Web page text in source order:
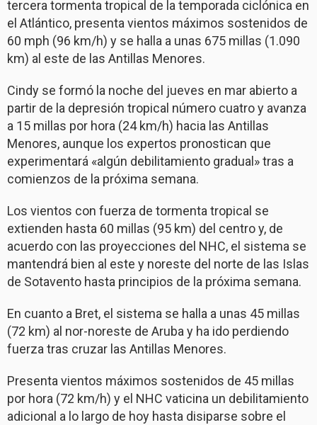
tercera tormenta tropical de la temporada ciclónica en
el Atlántico, presenta vientos máximos sostenidos de
60 mph (96 km/h) y se halla a unas 675 millas (1.090
km) al este de las Antillas Menores.
Cindy se formó la noche del jueves en mar abierto a
partir de la depresión tropical número cuatro y avanza
a 15 millas por hora (24 km/h) hacia las Antillas
Menores, aunque los expertos pronostican que
experimentará «algún debilitamiento gradual» tras a
comienzos de la próxima semana.
Los vientos con fuerza de tormenta tropical se
extienden hasta 60 millas (95 km) del centro y, de
acuerdo con las proyecciones del NHC, el sistema se
mantendrá bien al este y noreste del norte de las Islas
de Sotavento hasta principios de la próxima semana.
En cuanto a Bret, el sistema se halla a unas 45 millas
(72 km) al nor-noreste de Aruba y ha ido perdiendo
fuerza tras cruzar las Antillas Menores.
Presenta vientos máximos sostenidos de 45 millas
por hora (72 km/h) y el NHC vaticina un debilitamiento
adicional a lo largo de hoy hasta disiparse sobre el